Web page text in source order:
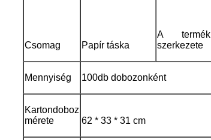
Csomag Papír táska
A termék
szerkezete
Mennyiség 100db dobozonként
Kartondoboz
mérete
62 * 33 * 31 cm